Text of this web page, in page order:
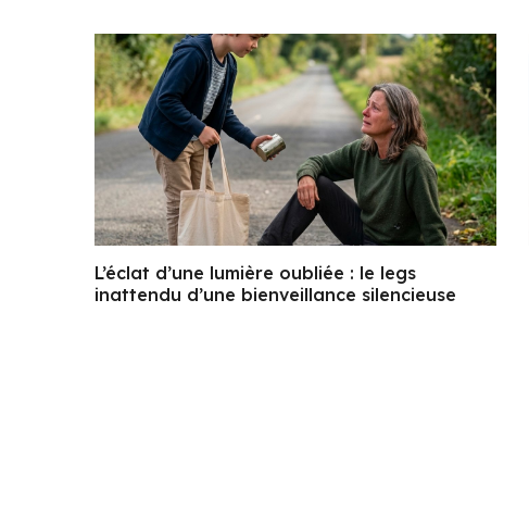
L’éclat d’une lumière oubliée : le legs
inattendu d’une bienveillance silencieuse